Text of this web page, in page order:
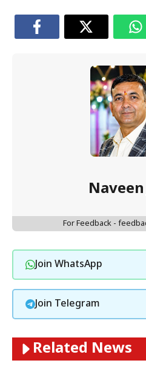
For Feedback -
Join WhatsApp
Join Telegram
Related News